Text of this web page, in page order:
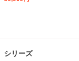
シリーズ